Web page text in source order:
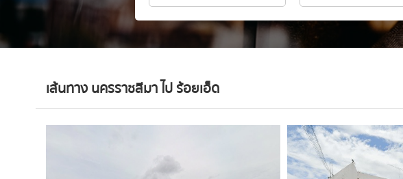
เส้นทาง นครราชสีมา ไป ร้อยเอ็ด